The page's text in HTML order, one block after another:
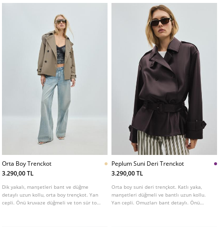
Orta Boy Trenckot
3.290,00 TL
Dik yakalı, manşetleri bant ve düğme
detaylı uzun kollu, orta boy trençkot. Yan
cepli. Önü kruvaze düğmeli ve ton sür ton
Peplum Suni Deri Trenckot
3.290,00 TL
Orta boy suni deri trençkot. Katlı yaka,
manşetleri düğmeli ve bantlı uzun kollu.
Yan cepli. Omuzları bant detaylı. Önü